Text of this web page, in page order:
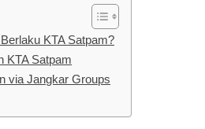
KTA Satpam?
KTA Satpam
via Jangkar Groups